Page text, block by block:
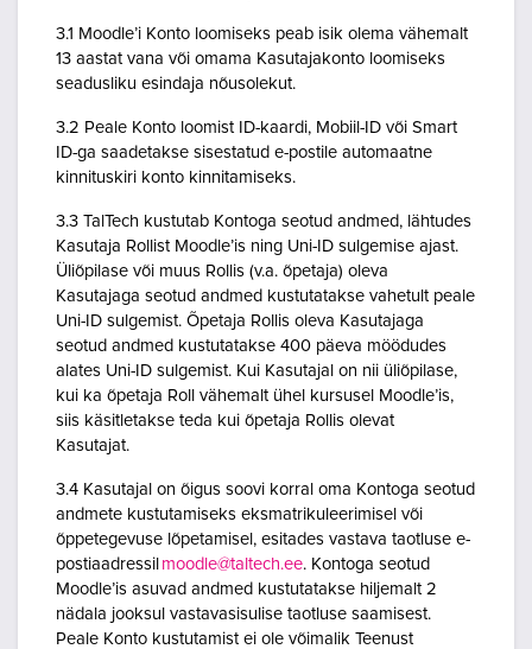
3.1 Moodle’i Konto loomiseks peab isik olema vähemalt
13 aastat vana või omama Kasutajakonto loomiseks
seadusliku esindaja nõusolekut.
3.2 Peale Konto loomist ID-kaardi, Mobiil-ID või Smart
ID-ga saadetakse sisestatud e-postile automaatne
kinnituskiri konto kinnitamiseks.
3.3 TalTech kustutab Kontoga seotud andmed, lähtudes
Kasutaja Rollist Moodle’is ning Uni-ID sulgemise ajast.
Üliõpilase või muus Rollis (v.a. õpetaja) oleva
Kasutajaga seotud andmed kustutatakse vahetult peale
Uni-ID sulgemist. Õpetaja Rollis oleva Kasutajaga
seotud andmed kustutatakse 400 päeva möödudes
alates Uni-ID sulgemist. Kui Kasutajal on nii üliõpilase,
kui ka õpetaja Roll vähemalt ühel kursusel Moodle’is,
siis käsitletakse teda kui õpetaja Rollis olevat
Kasutajat.
3.4 Kasutajal on õigus soovi korral oma Kontoga seotud
andmete kustutamiseks eksmatrikuleerimisel või
õppetegevuse lõpetamisel, esitades vastava taotluse e-
postiaadressil moodle@taltech.ee. Kontoga seotud
Moodle’is asuvad andmed kustutatakse hiljemalt 2
nädala jooksul vastavasisulise taotluse saamisest.
Peale Konto kustutamist ei ole võimalik Teenust